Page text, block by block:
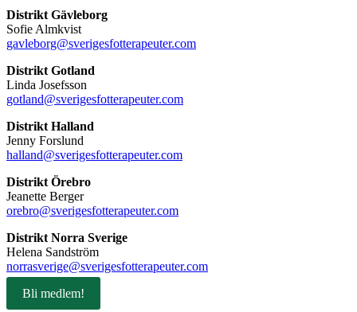
Distrikt Gävleborg
Sofie Almkvist
gavleborg@sverigesfotterapeuter.com
Distrikt Gotland
Linda Josefsson
gotland@sverigesfotterapeuter.com
Distrikt Halland
Jenny Forslund
halland@sverigesfotterapeuter.com
Distrikt Örebro
Jeanette Berger
orebro@sverigesfotterapeuter.com
Distrikt Norra Sverige
Helena Sandström
norrasverige@sverigesfotterapeuter.com
Bli medlem!